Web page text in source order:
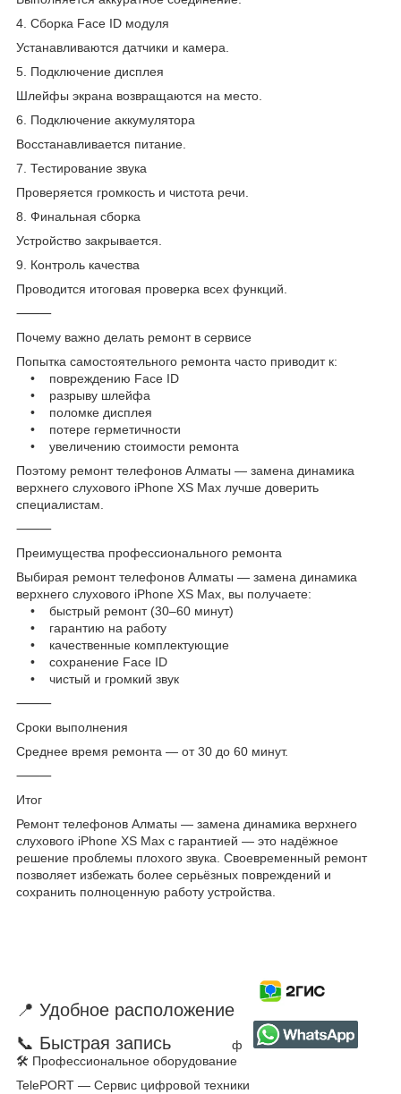
4. Сборка Face ID модуля
Устанавливаются датчики и камера.
5. Подключение дисплея
Шлейфы экрана возвращаются на место.
6. Подключение аккумулятора
Восстанавливается питание.
7. Тестирование звука
Проверяется громкость и чистота речи.
8. Финальная сборка
Устройство закрывается.
9. Контроль качества
Проводится итоговая проверка всех функций.
⸻
Почему важно делать ремонт в сервисе
Попытка самостоятельного ремонта часто приводит к:
• повреждению Face ID
• разрыву шлейфа
• поломке дисплея
• потере герметичности
• увеличению стоимости ремонта
Поэтому ремонт телефонов Алматы — замена динамика
верхнего слухового iPhone XS Max лучше доверить
специалистам.
⸻
Преимущества профессионального ремонта
Выбирая ремонт телефонов Алматы — замена динамика
верхнего слухового iPhone XS Max, вы получаете:
• быстрый ремонт (30–60 минут)
• гарантию на работу
• качественные комплектующие
• сохранение Face ID
• чистый и громкий звук
⸻
Сроки выполнения
Среднее время ремонта — от 30 до 60 минут.
⸻
Итог
Ремонт телефонов Алматы — замена динамика верхнего
слухового iPhone XS Max с гарантией — это надёжное
решение проблемы плохого звука. Своевременный ремонт
позволяет избежать более серьёзных повреждений и
сохранить полноценную работу устройства.
📍 Удобное расположение
📞 Быстрая запись
ф
🛠 Профессиональное оборудование
TelePORT — Сервис цифровой техники